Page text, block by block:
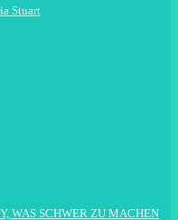
Stuart
WAS SCHWER ZU MACHEN